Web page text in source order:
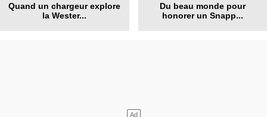
Quand un chargeur explore
la Wester...
Du beau monde pour
honorer un Snapp...